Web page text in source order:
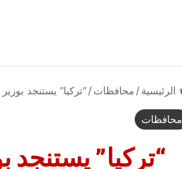
الرئيسية / محافظات / “تركيا” يستنجد
محافظات
“تركيا” يستنجد